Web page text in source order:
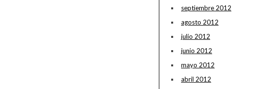
septiembre 2012
agosto 2012
julio 2012
junio 2012
mayo 2012
abril 2012